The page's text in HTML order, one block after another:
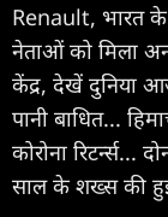
Renault, भारत के
नेताओं को मिला
केंद्र, देखें दुनिया
पानी बाधित...
कोरोना रिटर्न्स...
साल के शख्स की